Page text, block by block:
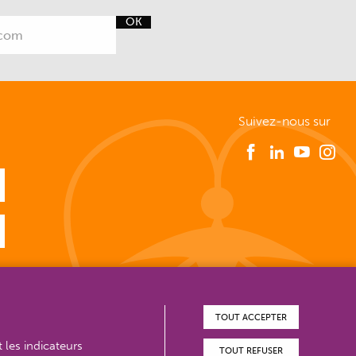
OK
Suivez-nous sur
les indicateurs
TOUT ACCEPTER
TOUT REFUSER